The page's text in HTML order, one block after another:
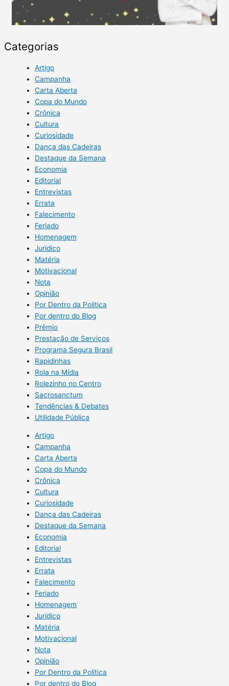
Categorias
Artigo
Campanha
Carta Aberta
Copa do Mundo
Crônica
Cultura
Curiosidade
Dança das Cadeiras
Destaque da Semana
Economia
Editorial
Entrevistas
Errata
Falecimento
Feriado
Homenagem
Jurídico
Matéria
Motivacional
Nota
Opinião
Por Dentro da Política
Por dentro do Blog
Prêmio
Prestação de Serviços
Programa Segura Brasil
Rapidinhas
Rola na Mídia
Rolezinho no Centro
Sacrosanctum
Tendências & Debates
Utilidade Pública
Artigo
Campanha
Carta Aberta
Copa do Mundo
Crônica
Cultura
Curiosidade
Dança das Cadeiras
Destaque da Semana
Economia
Editorial
Entrevistas
Errata
Falecimento
Feriado
Homenagem
Jurídico
Matéria
Motivacional
Nota
Opinião
Por Dentro da Política
Por dentro do Blog